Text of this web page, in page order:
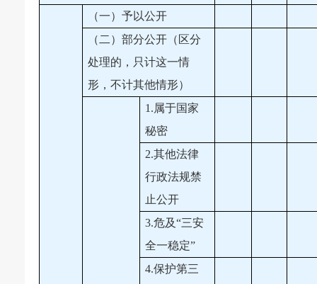
（一）予以公开
（二）部分公开（区分
处理的，只计这一情
形，不计其他情形）
1.属于国家
秘密
2.其他法律
行政法规禁
止公开
3.危及“三安
全一稳定”
4.保护第三